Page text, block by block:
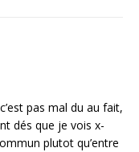
pas mal du au fait,
dés que je vois x-
plutot qu’entre